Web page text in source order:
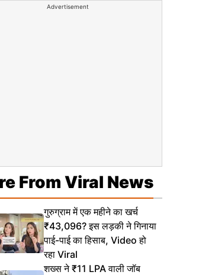
Advertisement
From Viral News
गुरुग्राम में एक महीने का खर्च
₹43,096? इस लड़की ने गिनाया
पाई-पाई का हिसाब, Video हो
रहा Viral
शख्स ने ₹11 LPA वाली जॉब